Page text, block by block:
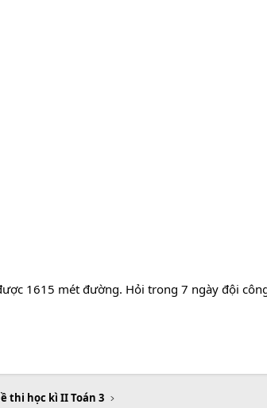
1615 mét đường. Hỏi trong 7 ngày đội
thi học kì II Toán 3